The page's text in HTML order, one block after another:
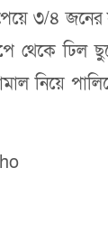
৩/৪
থেকে ঢিল
নিয়ে